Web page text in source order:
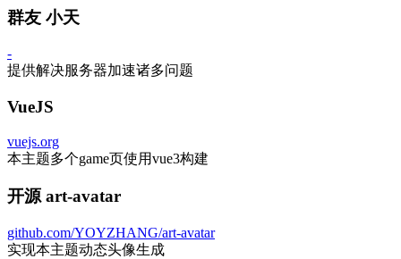
群友 小天
-
提供解决服务器加速诸多问题
VueJS
vuejs.org
本主题多个game页使用vue3构建
开源 art-avatar
github.com/YOYZHANG/art-avatar
实现本主题动态头像生成